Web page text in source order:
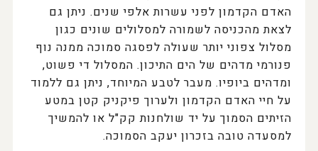
האדם הקדמון לפני עשרות אלפי שנים. ניתן גם
לצאת מהכניסה לשמורה למסלולים שונים כגון
מסלול צפוני יותר שעולה לפסגה סמוכה ממנה נוף
פנורמי מדהים של הים התיכון. המסלול די פשוט,
ומדהים ביופיו. מעבר לטבע המיוחד, ניתן גם ללמוד
על חיי האדם הקדמון ולערוך פיקניק קטן במטע
הזיתים הסמוך על יד שולחנות קק"ל או להמשיך
למסעדה טובה בזכרון יעקב הסמוכה.